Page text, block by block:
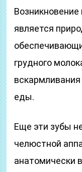
является
грудного
еды.
Еще эти зубы
челюстной
анатомически